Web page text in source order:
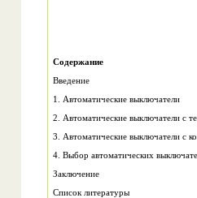
Содержание
Введение
1. Автоматические выключатели
2. Автоматические выключатели с
3. Автоматические выключатели с
4. Выбор автоматических
Заключение
Список литературы